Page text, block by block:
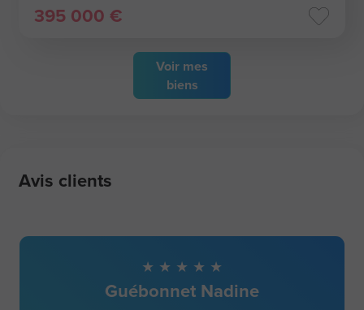
Voir mes
biens
395 000 €
Avis clients
Guébonnet Nadine